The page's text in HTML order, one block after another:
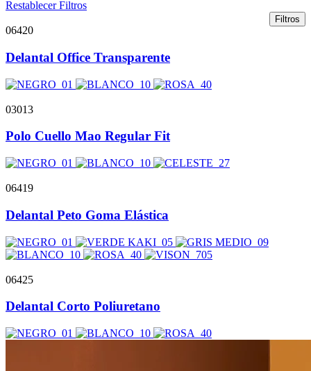
Restablecer Filtros
Filtros
06420
Delantal Office Transparente
03013
Polo Cuello Mao Regular Fit
06419
Delantal Peto Goma Elástica
06425
Delantal Corto Poliuretano